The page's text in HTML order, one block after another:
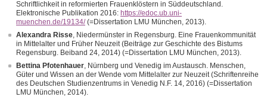
Schriftlichkeit in reformierten Frauenklöstern in Süddeutschland.
Elektronische Publikation 2016: https://edoc.ub.uni-
muenchen.de/19134/(=Dissertation LMU München, 2013).
Alexandra Risse, Niedermünster in Regensburg. Eine Frauenkommunität
in Mittelalter und Früher Neuzeit (Beiträge zur Geschichte des Bistums
Regensburg. Beiband 24, 2014) (=Dissertation LMU München, 2013).
Bettina Pfotenhauer, Nürnberg und Venedig im Austausch. Menschen,
Güter und Wissen an der Wende vom Mittelalter zur Neuzeit (Schriftenreihe
des Deutschen Studienzentrums in Venedig N.F. 14, 2016) (=Dissertation
LMU München, 2014).